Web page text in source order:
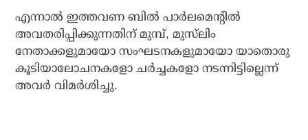
എന്നാൽ ഇത്തവണ ബിൽ പാർലമെന്റിൽ
അവതരിപ്പിക്കുന്നതിന് മുമ്പ്, മുസ്‌ലിം
നേതാക്കളുമായോ സംഘടനകളുമായോ യാതൊരു
കൂടിയാലോചനകളോ ചർച്ചകളോ നടന്നിട്ടില്ലെന്ന്
അവർ വിമർശിച്ചു.